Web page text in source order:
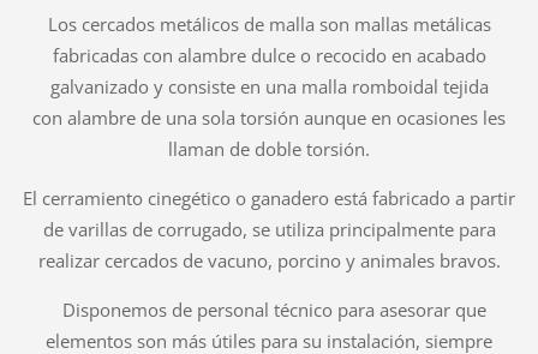
Los cercados metálicos de malla son mallas metálicas
fabricadas con alambre dulce o recocido en acabado
galvanizado y consiste en una malla romboidal tejida
con alambre de una sola torsión aunque en ocasiones les
llaman de doble torsión.
El cerramiento cinegético o ganadero está fabricado a partir
de varillas de corrugado, se utiliza principalmente para
realizar cercados de vacuno, porcino y animales bravos.
Disponemos de personal técnico para asesorar que
elementos son más útiles para su instalación, siempre